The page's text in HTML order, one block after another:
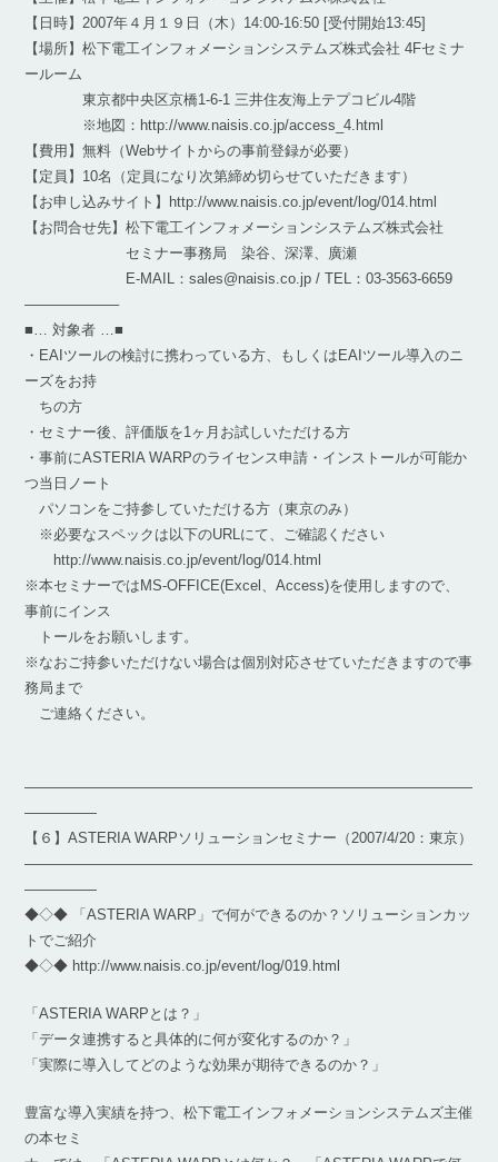
【日時】2007年４月１９日（木）14:00-16:50 [受付開始13:45]
【場所】松下電工インフォメーションシステムズ株式会社 4Fセミナ
ールーム
東京都中央区京橋1-6-1 三井住友海上テプコビル4階
※地図：http://www.naisis.co.jp/access_4.html
【費用】無料（Webサイトからの事前登録が必要）
【定員】10名（定員になり次第締め切らせていただきます）
【お申し込みサイト】http://www.naisis.co.jp/event/log/014.html
【お問合せ先】松下電工インフォメーションシステムズ株式会社
セミナー事務局 染谷、深澤、廣瀬
E-MAIL：sales@naisis.co.jp / TEL：03-3563-6659
——————–
■… 対象者 …■
・EAIツールの検討に携わっている方、もしくはEAIツール導入のニ
ーズをお持
ちの方
・セミナー後、評価版を1ヶ月お試しいただける方
・事前にASTERIA WARPのライセンス申請・インストールが可能か
つ当日ノート
パソコンをご持参していただける方（東京のみ）
※必要なスペックは以下のURLにて、ご確認ください
http://www.naisis.co.jp/event/log/014.html
※本セミナーではMS-OFFICE(Excel、Access)を使用しますので、
事前にインス
トールをお願いします。
※なおご持参いただけない場合は個別対応させていただきますので事
務局まで
ご連絡ください。
―――――――――――――――――――――――――――――――
―――――
【６】ASTERIA WARPソリューションセミナー（2007/4/20：東京）
―――――――――――――――――――――――――――――――
―――――
◆◇◆ 「ASTERIA WARP」で何ができるのか？ソリューションカッ
トでご紹介
◆◇◆ http://www.naisis.co.jp/event/log/019.html
「ASTERIA WARPとは？」
「データ連携すると具体的に何が変化するのか？」
「実際に導入してどのような効果が期待できるのか？」
豊富な導入実績を持つ、松下電工インフォメーションシステムズ主催
の本セミ